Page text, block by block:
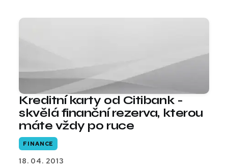
Kreditní karty od Citibank -
skvělá finanční rezerva, kterou
máte vždy po ruce
FINANCE
18. 04. 2013